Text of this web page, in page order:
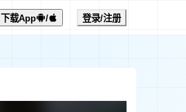
下载App / 登录/注册